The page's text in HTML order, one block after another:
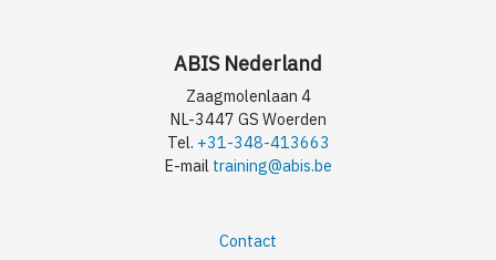
ABIS Nederland
Zaagmolenlaan 4
NL-3447 GS Woerden
Tel. +31-348-413663
E-mail training@abis.be
Contact